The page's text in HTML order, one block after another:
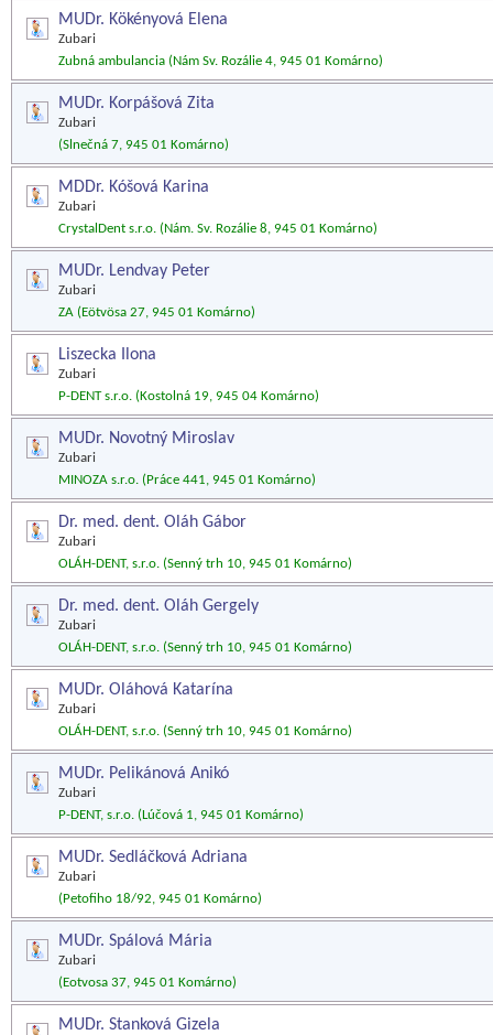
MUDr. Kökényová Elena
Zubari
Zubná ambulancia (Nám Sv. Rozálie 4, 945 01 Komárno)
MUDr. Korpášová Zita
Zubari
(Slnečná 7, 945 01 Komárno)
MDDr. Kóšová Karina
Zubari
CrystalDent s.r.o. (Nám. Sv. Rozálie 8, 945 01 Komárno)
MUDr. Lendvay Peter
Zubari
ZA (Eötvösa 27, 945 01 Komárno)
Liszecka Ilona
Zubari
P-DENT s.r.o. (Kostolná 19, 945 04 Komárno)
MUDr. Novotný Miroslav
Zubari
MINOZA s.r.o. (Práce 441, 945 01 Komárno)
Dr. med. dent. Oláh Gábor
Zubari
OLÁH-DENT, s.r.o. (Senný trh 10, 945 01 Komárno)
Dr. med. dent. Oláh Gergely
Zubari
OLÁH-DENT, s.r.o. (Senný trh 10, 945 01 Komárno)
MUDr. Oláhová Katarína
Zubari
OLÁH-DENT, s.r.o. (Senný trh 10, 945 01 Komárno)
MUDr. Pelikánová Anikó
Zubari
P-DENT, s.r.o. (Lúčová 1, 945 01 Komárno)
MUDr. Sedláčková Adriana
Zubari
(Petofiho 18/92, 945 01 Komárno)
MUDr. Spálová Mária
Zubari
(Eotvosa 37, 945 01 Komárno)
MUDr. Stanková Gizela